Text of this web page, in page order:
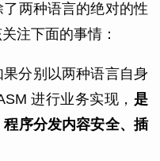
两种语言的绝对的性
注下面的事情：
分别以两种语言自身
进行业务实现， 是
序分发内容安全、插